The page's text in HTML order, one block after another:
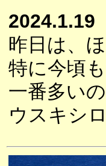
2024.1.19
昨日は、
特に今頃
一番多い
ウスキシ